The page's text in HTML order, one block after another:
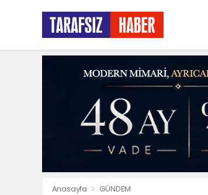
Anasayfa GÜNDEM